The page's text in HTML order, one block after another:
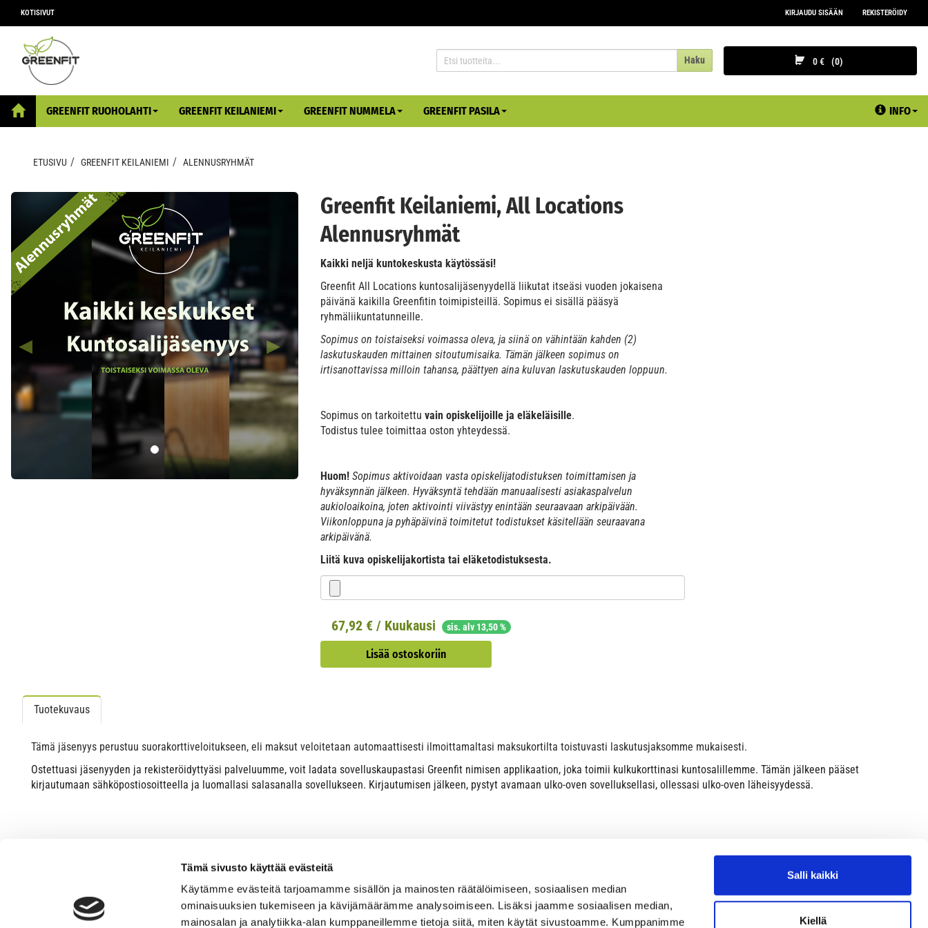
Tämä sivusto käyttää evästeitä
Käytämme evästeitä tarjoamamme sisällön ja mainosten räätälöimiseen, sosiaalisen median
ominaisuuksien tukemiseen ja kävijämäärämme analysoimiseen. Lisäksi jaamme sosiaalisen median,
mainosalan ja analytiikka-alan kumppaneillemme tietoja siitä, miten käytät sivustoamme. Kumppanimme
Salli kaikki
Kiellä
KOTISIVUT KIRJAUDU SISÄÄN REKISTERÖIDY
Haku 0 € 0
GREENFIT RUOHOLAHTI GREENFIT KEILANIEMI GREENFIT NUMMELA GREENFIT PASILA INFO
ETUSIVU GREENFIT KEILANIEMI ALENNUSRYHMÄT
Greenfit Keilaniemi, All Locations
Alennusryhmät
Kaikki neljä kuntokeskusta käytössäsi!
Greenfit All Locations kuntosalijäsenyydellä liikutat itseäsi vuoden jokaisena
päivänä kaikilla Greenfitin toimipisteillä. Sopimus ei sisällä pääsyä
ryhmäliikuntatunneille.
Sopimus on toistaiseksi voimassa oleva, ja siinä on vähintään kahden (2)
laskutuskauden mittainen sitoutumisaika. Tämän jälkeen sopimus on
irtisanottavissa milloin tahansa, päättyen aina kuluvan laskutuskauden loppuun.
Sopimus on tarkoitettu vain opiskelijoille ja eläkeläisille.
Todistus tulee toimittaa oston yhteydessä.
Huom! Sopimus aktivoidaan vasta opiskelijatodistuksen toimittamisen ja
hyväksynnän jälkeen. Hyväksyntä tehdään manuaalisesti asiakaspalvelun
aukioloaikoina, joten aktivointi viivästyy enintään seuraavaan arkipäivään.
Viikonloppuna ja pyhäpäivinä toimitetut todistukset käsitellään seuraavana
arkipäivänä.
Liitä kuva opiskelijakortista tai eläketodistuksesta.
67,92 € / Kuukausi sis. alv 13,50 %
Lisää ostoskoriin
Tuotekuvaus
Tämä jäsenyys perustuu suorakorttiveloitukseen, eli maksut veloitetaan automaattisesti ilmoittamaltasi maksukortilta toistuvasti laskutusjaksomme mukaisesti.
Ostettuasi jäsenyyden ja rekisteröidyttyäsi palveluumme, voit ladata sovelluskaupastasi Greenfit nimisen applikaation, joka toimii kulkukorttinasi kuntosalillemme. Tämän jälkeen pääset
kirjautumaan sähköpostiosoitteella ja luomallasi salasanalla sovellukseen. Kirjautumisen jälkeen, pystyt avamaan ulko-oven sovelluksellasi, ollessasi ulko-oven läheisyydessä.